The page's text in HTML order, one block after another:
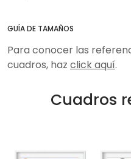
GUÍA DE TAMAÑOS
Para conocer las
cuadros, haz click aquí.
Cuadros